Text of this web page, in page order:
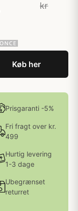
kr
Køb her
Prisgaranti -5%
Fri fragt over kr.
499
Hurtig levering
1-3 dage
Ubegrænset
returret